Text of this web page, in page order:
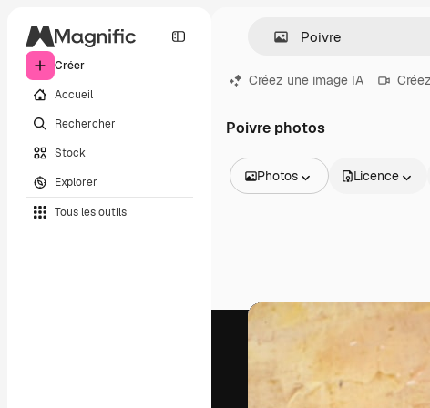
Créer
Accueil
Rechercher
Stock
Explorer
Tous les outils
Créez une image IA
Poivre photos
Photos
Vidéos
Clips de vidéo
Graphiques animés
Templates vidéos
Modèles 3D
Licence